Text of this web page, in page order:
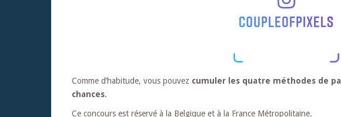
Comme d’habitude, vous pouvez cumuler les quatre méthodes de
chances.
Ce concours est réservé à la Belgique et à la France Métropolitaine.